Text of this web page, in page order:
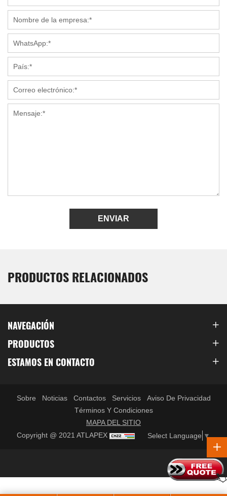
ENVIAR
PRODUCTOS RELACIONADOS
NAVEGACIÓN
PRODUCTOS
ESTAMOS EN CONTACTO
Sobre Noticias Contactos Servicios
Aviso De Privacidad
Términos Y Condiciones
MAPA DEL SITIO
Copyright @ 2021 ATLAPEX
Select Language ▼